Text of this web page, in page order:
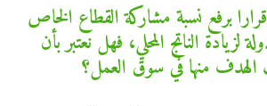
برفع نسبة مشاركة القطاع الخاص
لزيادة الناتج المحلي، فهل نعتبر بأن
الهدف منها في سوق العمل؟